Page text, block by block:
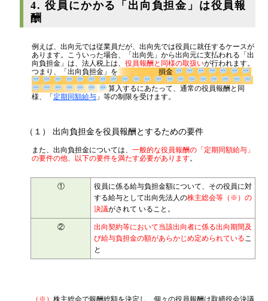
4. 役員にかかる「出向負担金」は役員報
酬
例えば、出向元では従業員だが、出向先では役員に就任するケースが
あります。こういった場合、「出向先」から出向元に支払われる「出
向負担金」は、法人税上は、 役員報酬と同様の取扱いが行われます。
つまり、「出向負担金」を
損金
算入するにあたって、通常の役員報酬と
同様、「定期同額給与 」等の制限を受けます。
（１） 出向負担金を役員報酬とするための要件
また、出向負担金については、 一般的な役員報酬の「定期同額給与」
の要件の他、以下の要件を満たす必要があります。
①
役員に係る給与負担金額について、その役員に対
する給与として出向先法人の株主総会等（※）の
決議がされて いること。
②
出向契約等において当該出向者に係る出向期間及
び給与負担金の額があらかじめ定められているこ
と
（※） 株主総会で報酬総額を決定し、個々の役員報酬は取締役会決議